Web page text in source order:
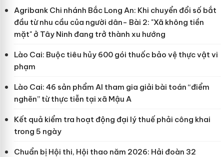
Agribank Chi nhánh Bắc Long An: Khi chuyển đổi số bắt
đầu từ nhu cầu của người dân- Bài 2: "Xã không tiền
mặt" ở Tây Ninh đang trở thành xu hướng
Lào Cai: Buộc tiêu hủy 600 gói thuốc bảo vệ thực vật vi
phạm
Lào Cai: 46 sản phẩm AI tham gia giải bài toán “điểm
nghẽn” từ thực tiễn tại xã Mậu A
Kết quả kiểm tra hoạt động đại lý thuế phải công khai
trong 5 ngày
Chuẩn bị Hội thi, Hội thao năm 2026: Hải đoàn 32